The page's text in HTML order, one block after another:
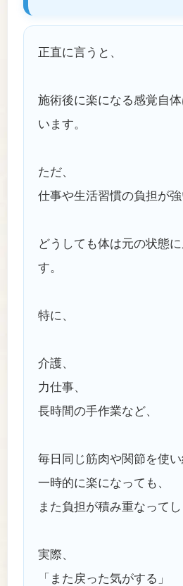
正直に言うと、
施術後に楽になる感覚自
います。
ただ、
仕事や生活習慣の負担が強
どうしても体は元の状態
す。
特に、
介護、
力仕事、
長時間の手作業など、
毎日同じ筋肉や関節を使い
一時的に楽になっても、
また負担が積み重なってし
実際、
「また戻った気がする」